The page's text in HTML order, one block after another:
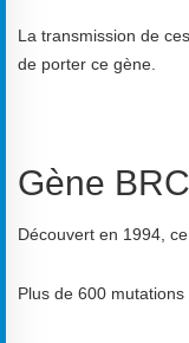
La transmission de
de porter ce gène.
Gène
Découvert en 1994,
Plus de 600